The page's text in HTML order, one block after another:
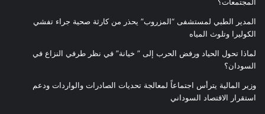
المدير الطبي لمستشفى “المزروب” يحذر من كارثة صحية جراء تفشي
الكوليرا وتلوث المياه
لماذا تحول الحياد ورفض الحرب إلى ” خيانة” في نظر طرفي النزاع في
السودان؟
وزير المالية يترأس اجتماعاً لمعالجة تحديات الصادرات والواردات ودعم
استقرار الاقتصاد السوداني